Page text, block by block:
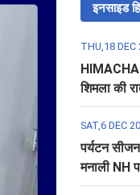
इनसाइड
THU,18 DEC
शिमला की
अलर्ट
SAT,6 DEC
पर्यटन
मनाली NH